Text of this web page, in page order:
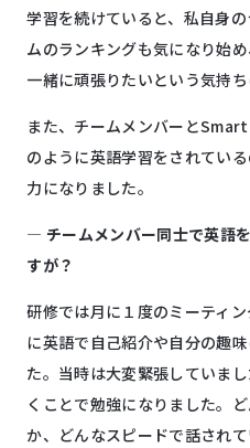
学習を続けていると、私自身
ムのランキングも気になり始
一緒に頑張りたいという気持ち
また、チームメンバーと
のように英語学習をされてい
力になりました。
― チームメンバー同士で英語
すが？
研修では月に１度のミーティ
に英語で自己紹介や自分の趣
た。当時は大変緊張していま
くことで勉強になりました。
か、どんなスピードで話され